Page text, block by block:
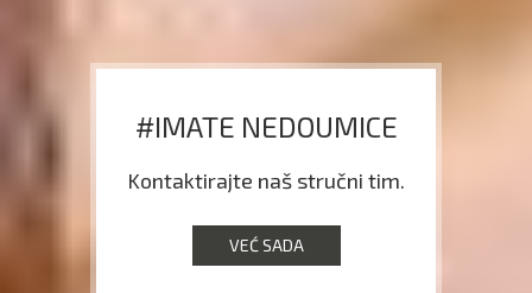
#IMATE NEDOUMICE
Kontaktirajte naš stručni tim.
VEĆ SADA